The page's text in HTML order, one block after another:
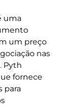
uma
um preço
nas
. Pyth
fornece
para